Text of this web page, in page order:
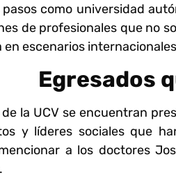
como universidad
de profesionales que no
en escenarios
Egresados
la UCV se encuentran
y líderes sociales que
a los doctores